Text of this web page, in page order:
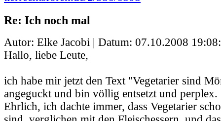
Re: Ich noch mal
Autor: Elke Jacobi | Datum: 07.10.2008
Hallo, liebe Leute,
ich habe mir jetzt den Text "Vegetarier sind
angeguckt und bin völlig entsetzt und perplex.
Ehrlich, ich dachte immer, dass Vegetarier